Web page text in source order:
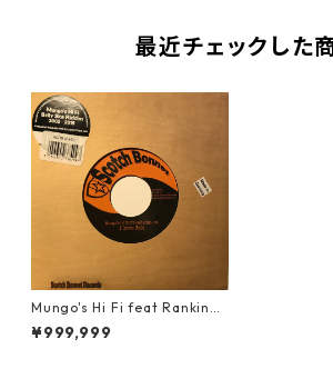
最近チェックした
Mungo's Hi Fi feat Ranking
Joe - I Love Jah 【7-1083
2】
¥999,999